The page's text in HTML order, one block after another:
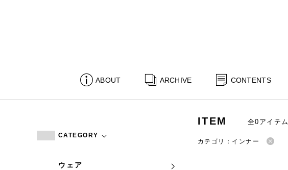
ABOUT ARCHIVE CONTENTS
CATEGORY
ウェア
ITEM 全0アイテム
カテゴリ：インナー